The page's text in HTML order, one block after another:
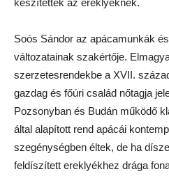
készítettek az ereklyéknek.
Soós Sándor az apácamunkák
változatainak szakértője.
szerzetesrendekbe a XVII.
gazdag és főúri család nőtagja
Pozsonyban és Budán működő
által alapított rend apácái
szegénységben éltek, de ha
feldíszített ereklyékhez drága